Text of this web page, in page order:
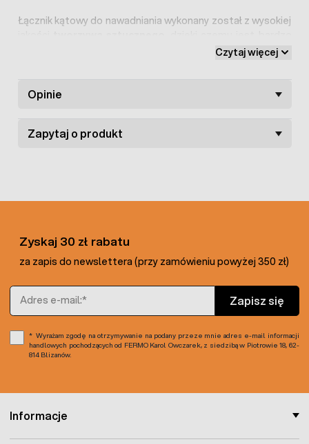
Łącznik kątowy do nawadniania wykonany został z wysokiej
wytrzymały i odporny na trudne warunki atmosferyczne.
Czytaj więcej
Opinie
Zapytaj o produkt
Informacje
Zyskaj 30 zł rabatu
za zapis do newslettera (przy zamówieniu powyżej 350 zł)
Adres e-mail
Zapisz się
Wyrażam zgodę na otrzymywanie na podany przeze mnie adres e-mail informacji
handlowych pochodzących od FERMO Karol Owczarek, z siedzibą w Piotrowie 18, 62-
814 Blizanów.